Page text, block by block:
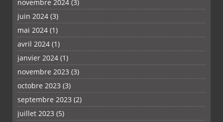
novembre 2024 (3)
juin 2024 (3)
mai 2024 (1)
avril 2024 (1)
janvier 2024 (1)
novembre 2023 (3)
octobre 2023 (3)
septembre 2023 (2)
juillet 2023 (5)